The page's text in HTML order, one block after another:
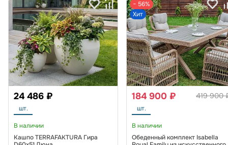
24 486 ₽
шт.
В наличии
Кашпо TERRAFAKTURA Гира
− 56%
Хит
419 900
184 900 ₽
шт.
В наличии
Обеденный комплект Isabella